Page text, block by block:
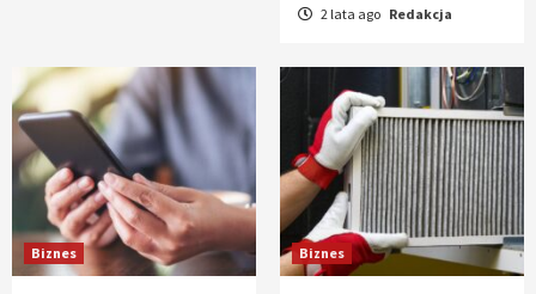
2 lata ago Redakcja
Biznes Biznes